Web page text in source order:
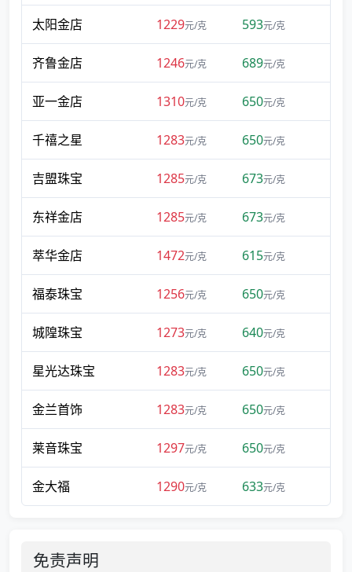
太阳金店 1229元/克 593元/克
齐鲁金店 1246元/克 689元/克
亚一金店 1310元/克 650元/克
千禧之星 1283元/克 650元/克
吉盟珠宝 1285元/克 673元/克
东祥金店 1285元/克 673元/克
萃华金店 1472元/克 615元/克
福泰珠宝 1256元/克 650元/克
城隍珠宝 1273元/克 640元/克
星光达珠宝 1283元/克 650元/克
金兰首饰 1283元/克 650元/克
莱音珠宝 1297元/克 650元/克
金大福 1290元/克 633元/克
免责声明